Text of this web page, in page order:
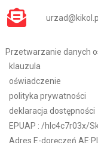
urzad@kikol.pl
Przetwarzanie danych
klauzula
oświadczenie
polityka prywatności
deklaracja dostępności
EPUAP : /hlc4c7r03x/
Adres E-doręczeń